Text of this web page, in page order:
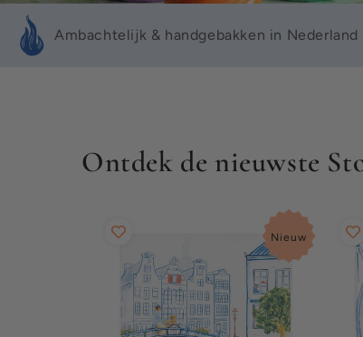
Ambachtelijk & handgebakken in Nederland
Ontdek de nieuwste
Nieuw